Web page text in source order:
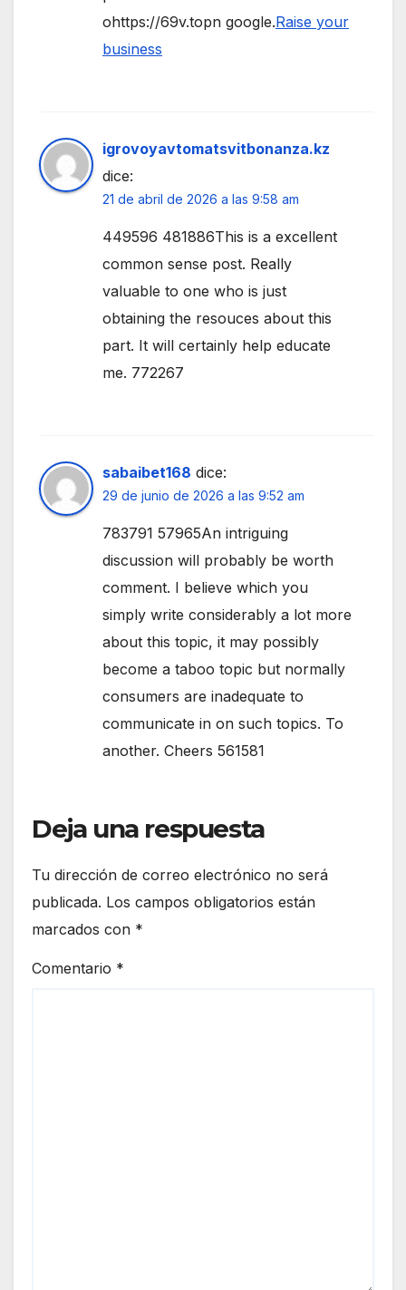
ohttps://69v.topn google.Raise your
business
igrovoyavtomatsvitbonanza.kz
dice:
21 de abril de 2026 a las 9:58 am
449596 481886This is a excellent
common sense post. Really
valuable to one who is just
obtaining the resouces about this
part. It will certainly help educate
me. 772267
sabaibet168 dice:
29 de junio de 2026 a las 9:52 am
783791 57965An intriguing
discussion will probably be worth
comment. I believe which you
simply write considerably a lot more
about this topic, it may possibly
become a taboo topic but normally
consumers are inadequate to
communicate in on such topics. To
another. Cheers 561581
Deja una respuesta
Tu dirección de correo electrónico no será
publicada. Los campos obligatorios están
marcados con *
Comentario *